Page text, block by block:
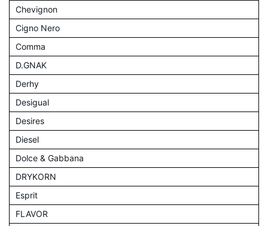
Chevignon
Cigno Nero
Comma
D.GNAK
Derhy
Desigual
Desires
Diesel
Dolce & Gabbana
DRYKORN
Esprit
FLAVOR